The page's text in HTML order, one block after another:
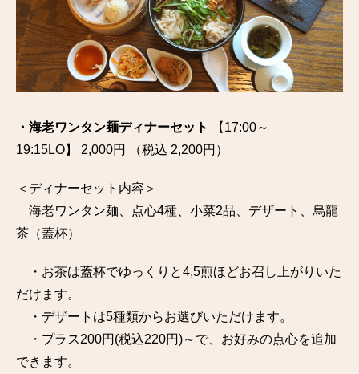
・海老ワンタン麺ディナーセット
【17:00～
19:15LO】 2,000円 （税込 2,200円）
＜ディナーセット内容＞
海老ワンタン麺、点心4種、小菜2品、デザート、烏龍
茶（蓋杯）
・お茶は蓋杯でゆっくりと4,5煎ほどお召し上がりいた
だけます。
・デザートは5種類からお選びいただけます。
・プラス200円(税込220円)～で、お好みの点心を追加
できます。